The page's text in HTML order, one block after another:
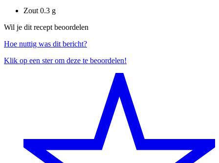
Zout 0.3 g
Wil je dit recept beoordelen
Hoe nuttig was dit bericht?
Klik op een ster om deze te beoordelen!